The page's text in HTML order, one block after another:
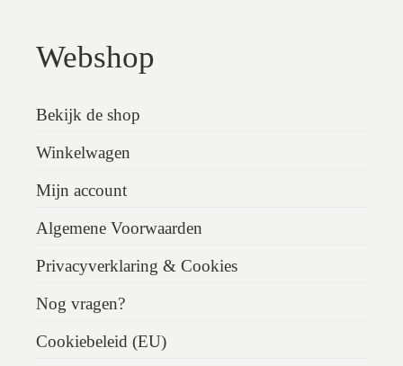
Webshop
Bekijk de shop
Winkelwagen
Mijn account
Algemene Voorwaarden
Privacyverklaring & Cookies
Nog vragen?
Cookiebeleid (EU)